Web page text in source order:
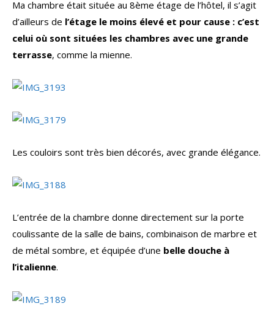
Ma chambre était située au 8ème étage de l’hôtel, il s’agit
d’ailleurs de l’étage le moins élevé et pour cause : c’est
celui où sont situées les chambres avec une grande
terrasse, comme la mienne.
Les couloirs sont très bien décorés, avec grande élégance.
L’entrée de la chambre donne directement sur la porte
coulissante de la salle de bains, combinaison de marbre et
de métal sombre, et équipée d’une belle douche à
l’italienne.